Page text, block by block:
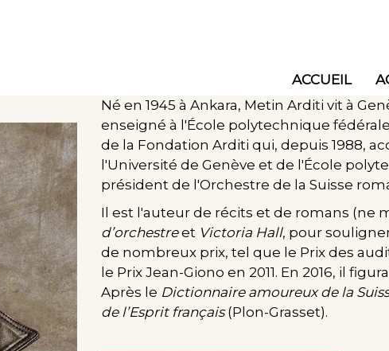
Main
ACCUEIL
Né en 1945 à Ankara, Metin Arditi vit à
enseigné à l'École polytechnique
de la Fondation Arditi qui, depuis 1988,
l'Université de Genève et de l'École
président de l'Orchestre de la Suisse
Il est l'auteur de récits et de romans (ne
d’orchestreet Victoria Hall, pour
de nombreux prix, tel que le Prix des
le Prix Jean-Giono en 2011. En 2016, il
Après le Dictionnaire amoureux de la
de l’Esprit français(Plon-Grasset).